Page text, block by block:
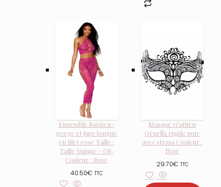
Ensemble Soutien-
gorge et jupe longue
en filet rose Taille :
Taille Unique – OS,
Couleur : Rose
40.50€ TTC
Masque vénitien
Ornella rigide noir
avec strass Couleur :
Noir
29.70€ TTC